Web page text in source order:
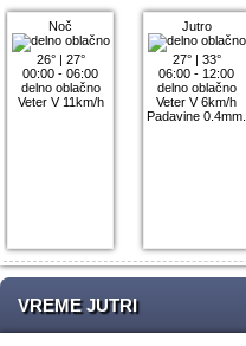
Noč
26°| 27°
00:00 - 06:00
delno oblačno
Veter V 11km/h
Jutro
27°| 33°
06:00 - 12:00
delno oblačno
Veter V 6km/h
Padavine 0.4mm.
VREME JUTRI